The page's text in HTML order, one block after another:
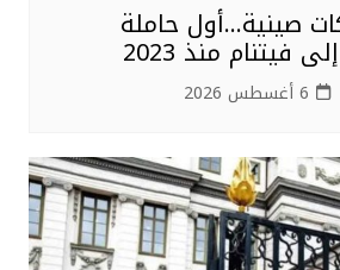
صينية…أول حاملة
منذ 2023
6 أغسطس 2026